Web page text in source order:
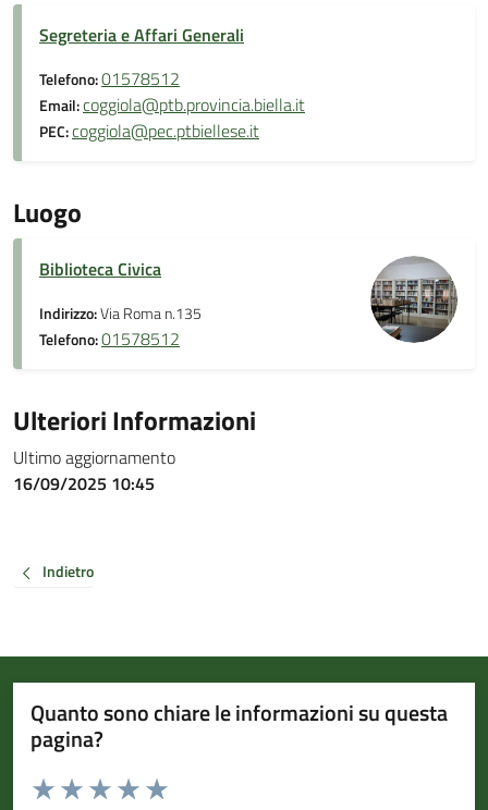
Segreteria e Affari Generali
Telefono:01578512
Email:coggiola@ptb.provincia.biella.it
PEC:coggiola@pec.ptbiellese.it
Luogo
Biblioteca Civica
Indirizzo:Via Roma n.135
Telefono:01578512
Ulteriori Informazioni
Ultimo aggiornamento
16/09/2025 10:45
Indietro
Quanto sono chiare le informazioni su questa
pagina?
Valuta da 1 a 5 stelle la pagina